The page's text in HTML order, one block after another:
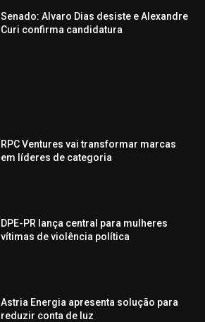
Senado: Alvaro Dias desiste e Alexandre
Curi confirma candidatura
RPC Ventures vai transformar marcas
em líderes de categoria
DPE-PR lança central para mulheres
vítimas de violência política
Astria Energia apresenta solução para
reduzir conta de luz